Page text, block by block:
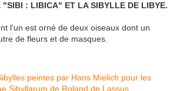
"SIBI : LIBICA" ET LA SIBYLLE DE LIBYE.
l'un est orné de deux oiseaux dont un
de fleurs et de masques.